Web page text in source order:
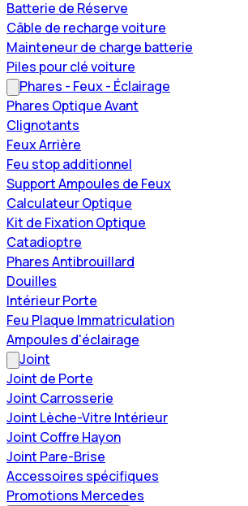
Batterie de Réserve
Câble de recharge voiture
Mainteneur de charge batterie
Piles pour clé voiture
Phares - Feux - Éclairage
Phares Optique Avant
Clignotants
Feux Arrière
Feu stop additionnel
Support Ampoules de Feux
Calculateur Optique
Kit de Fixation Optique
Catadioptre
Phares Antibrouillard
Douilles
Intérieur Porte
Feu Plaque Immatriculation
Ampoules d'éclairage
Joint
Joint de Porte
Joint Carrosserie
Joint Lèche-Vitre Intérieur
Joint Coffre Hayon
Joint Pare-Brise
Accessoires spécifiques
Promotions Mercedes